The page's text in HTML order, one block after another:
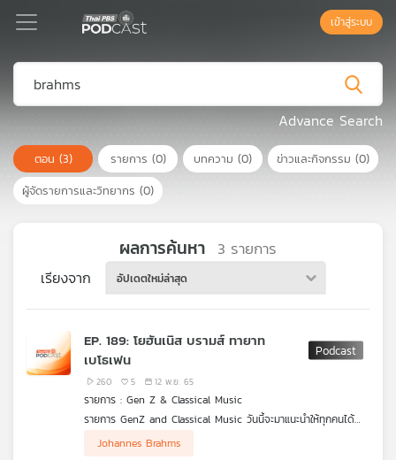
Podcast
เพล
ย์
ลิ
เพล
สต์
เข้าสู่ระบบ
Advance Search
ตอน (3) รายการ (0) บทความ (0) ข่าวและกิจกรรม (0)
ผู้จัดรายการและวิทยากร (0)
ผลการค้นหา 3 รายการ
เรียงจาก อัปเดตใหม่ล่าสุด
EP. 189: โยฮันเนิส บรามส์ ทายาท
เบโธเฟน
260 5 12 พ.ย. 65
รายการ : Gen Z & Classical Music
รายการ GenZ and Classical Music วันนี้จะมาแนะนำให้ทุกคนได้
ประพันธ์ที่ได้รับการยกย่องจากผู้คนมากมายทั่วโลก เขาทำอย่างไรเพื่อ
Johannes Brahms